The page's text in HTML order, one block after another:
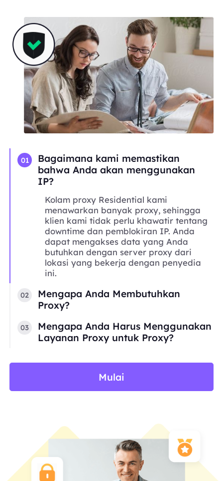
01
Bagaimana kami memastikan
bahwa Anda akan menggunakan
IP?
Kolam proxy Residential kami
menawarkan banyak proxy, sehingga
klien kami tidak perlu khawatir tentang
downtime dan pemblokiran IP. Anda
dapat mengakses data yang Anda
butuhkan dengan server proxy dari
lokasi yang bekerja dengan penyedia
ini.
02
Mengapa Anda Membutuhkan
Proxy?
03
Mengapa Anda Harus Menggunakan
Layanan Proxy untuk Proxy?
Mulai